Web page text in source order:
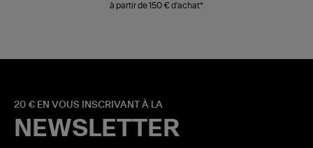
à partir de 150 € d'achat*
20 € EN VOUS INSCRIVANT À LA
NEWSLETTER